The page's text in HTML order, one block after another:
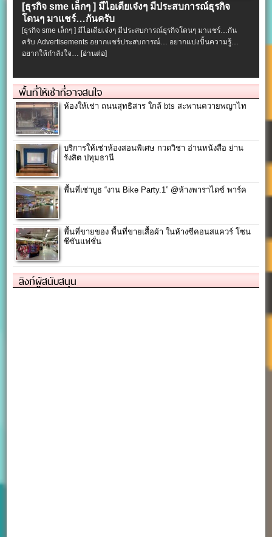
[ธุรกิจ sme เล็กๆ ] มีไอเดียเจ๋งๆ มีประสบการณ์ธุรกิจ
โดนๆ มาแชร์…กันครับ
[ธุรกิจ sme เล็กๆ ] มีไอเดียเจ๋งๆ มีประสบการณ์ธุรกิจโดนๆ มาแชร์…กัน
ครับ Advertisements อยากแชร์ประสบการณ์… อยากแบ่งปั้นความรู้…
อยากให้กำลังใจ… [อ่านต่อ]
พื้นที่ให้เช่าที่อาจสนใจ
ห้องให้เช่า ถนนสุทธิสาร ใกล้ bts สะพานควายพญาไท
บริการให้เช่าห้องสอนพิเศษ กวดวิชา อ่านหนังสือ ย่าน
รังสิต ปทุมธานี
พื้นที่เช่าบูธ “งาน Bike Party.1” @ห้างพาราไดซ์ พาร์ค
พื้นที่ขายของ พื้นที่ขายเสื้อผ้า ในห้างซีคอนสแควร์ โซน
ซีซันแฟชั่น
ลิงก์ผู้สนับสนุน